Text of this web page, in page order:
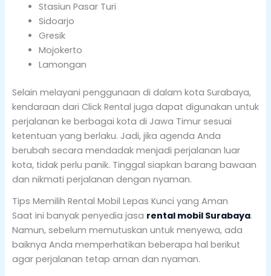
Stasiun Pasar Turi
Sidoarjo
Gresik
Mojokerto
Lamongan
Selain melayani penggunaan di dalam kota Surabaya,
kendaraan dari Click Rental juga dapat digunakan untuk
perjalanan ke berbagai kota di Jawa Timur sesuai
ketentuan yang berlaku. Jadi, jika agenda Anda
berubah secara mendadak menjadi perjalanan luar
kota, tidak perlu panik. Tinggal siapkan barang bawaan
dan nikmati perjalanan dengan nyaman.
Tips Memilih Rental Mobil Lepas Kunci yang Aman
Saat ini banyak penyedia jasa rental mobil Surabaya.
Namun, sebelum memutuskan untuk menyewa, ada
baiknya Anda memperhatikan beberapa hal berikut
agar perjalanan tetap aman dan nyaman.